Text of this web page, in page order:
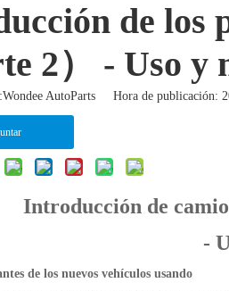
de los
2） - Uso
AutoParts Hora de publicación:
Introducción de
-
de los nuevos vehículos usando